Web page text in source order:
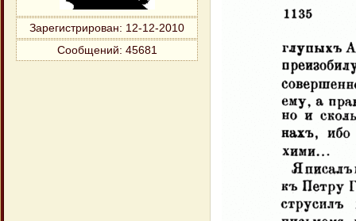
Зарегистрирован: 12-12-2010
Сообщений: 45681